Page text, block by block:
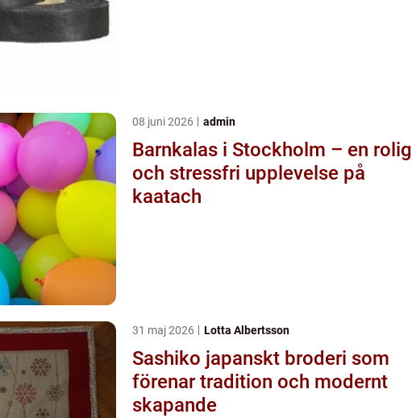
08 juni 2026 admin
Barnkalas i Stockholm – en rolig
och stressfri upplevelse på
kaatach
31 maj 2026 Lotta Albertsson
Sashiko japanskt broderi som
förenar tradition och modernt
skapande